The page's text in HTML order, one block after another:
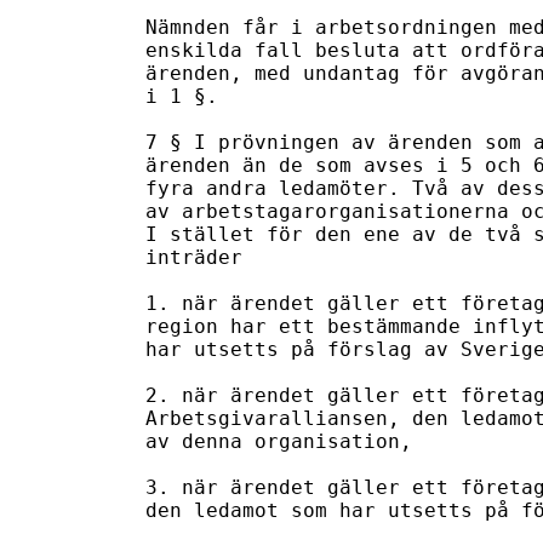
Nämnden får i arbetsordningen
enskilda fall besluta att
ärenden, med undantag för
i 1 §.
7 § I prövningen av ärenden
ärenden än de som avses i 5
fyra andra ledamöter. Två av
av arbetstagarorganisationerna
I stället för den ene av de två
inträder
1. när ärendet gäller ett
region har ett bestämmande
har utsetts på förslag av
2. när ärendet gäller ett
Arbetsgivaralliansen, den
av denna organisation,
3. när ärendet gäller ett
den ledamot som har utsetts på